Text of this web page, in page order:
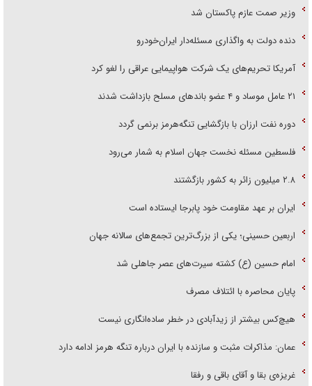
وزیر صمت عازم پاکستان شد
دنده دولت به واگذاری مسئله‌دار ایران‌خودرو
آمریکا تحریم‌های یک شرکت هواپیمایی عراقی را لغو کرد
۲۱ عامل موساد و ۴ عضو باند‌های مسلح بازداشت شدند
دوره نفت ارزان با بازگشایی تنگه‌هرمز برنمی گردد
فلسطین مسئله نخست جهان اسلام به شمار می‌رود
۲.۸ میلیون زائر به کشور بازگشتند
ایران بر عهد مقاومت خود پابرجا ایستاده است
اربعین حسینی؛ یکی از بزرگ‌ترین تجمع‌های سالانه جهان
امام حسین (ع) کشته سیرت‌های عصر جاهلی شد
پایان محاصره با ائتلاف مصرف
هیچ‌کس بیشتر از زیدآبادی در خطر ساده‌انگاری نیست
عمان: مذاکرات مثبت و سازنده با ایران درباره تنگه هرمز ادامه دارد
غریزه‌ی بقا و آقای باقی و رفقا